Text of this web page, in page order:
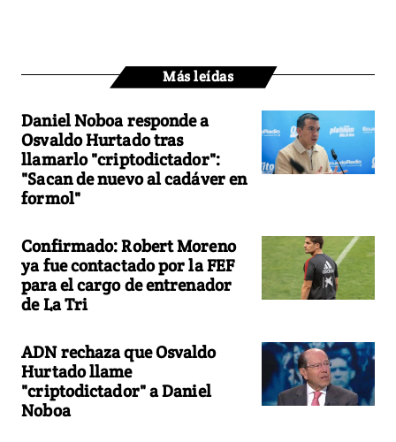
Más leídas
Daniel Noboa responde a
Osvaldo Hurtado tras
llamarlo "criptodictador":
"Sacan de nuevo al cadáver en
formol"
Confirmado: Robert Moreno
ya fue contactado por la FEF
para el cargo de entrenador
de La Tri
ADN rechaza que Osvaldo
Hurtado llame
"criptodictador" a Daniel
Noboa